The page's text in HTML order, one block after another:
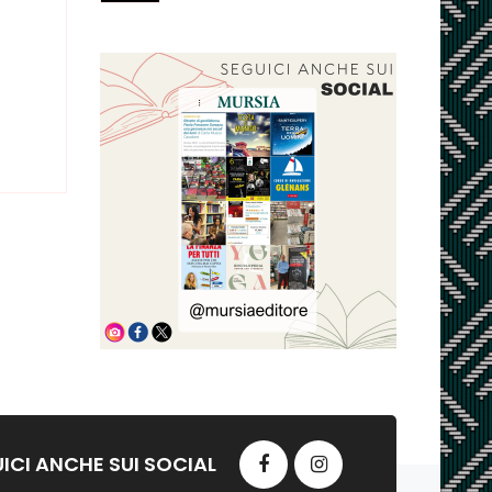
ANCHE SUI SOCIAL